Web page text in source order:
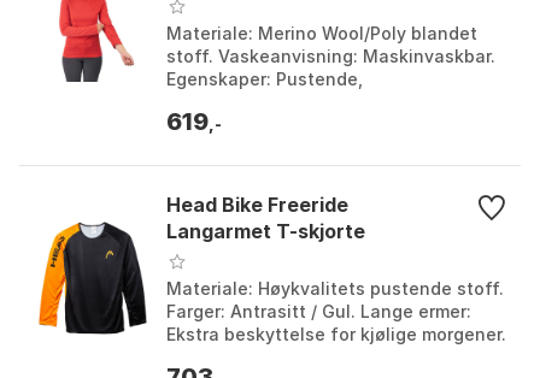
Materiale: Merino Wool/Poly blandet
stoff. Vaskeanvisning: Maskinvaskbar.
Egenskaper: Pustende,
rasktørkende. Vekt: Midtvekt Merino...
619 ,-
Head Bike Freeride
Langarmet T-skjorte
Materiale: Høykvalitets pustende stoff.
Farger: Antrasitt / Gul. Lange ermer:
Ekstra beskyttelse for kjølige morgener.